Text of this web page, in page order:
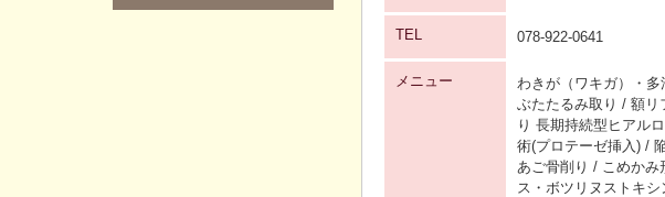
TEL 078-922-0641
メニュー
わきが（ワキガ）・
ぶたたるみ取り / 額リ
り 長期持続型ヒアル
術(プロテーゼ挿入) /
あご骨削り / こめかみ
ス・ボツリヌストキ